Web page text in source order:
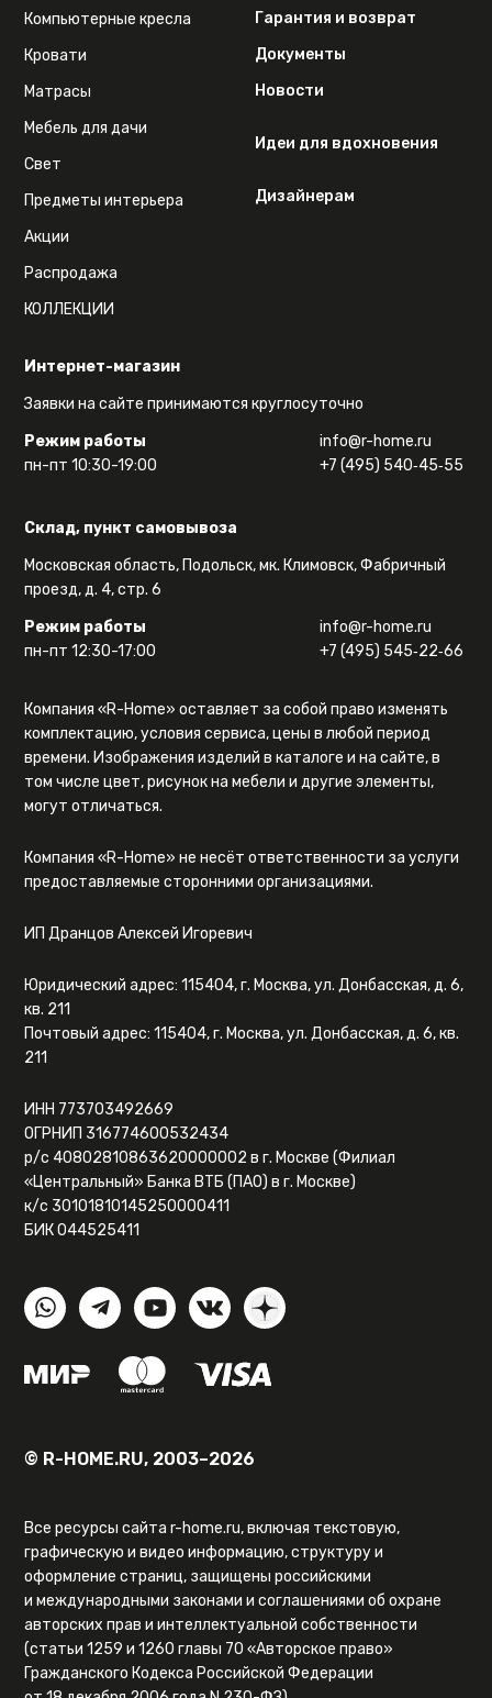
Интернет-магазин
Заявки на сайте принимаются круглосуточно
Режим работы
пн-пт 10:30-19:00
info@r-home.ru
+7 (495) 540‑45‑55
Склад, пункт самовывоза
Московская область, Подольск, мк. Климовск, Фабричный
проезд, д. 4, стр. 6
Режим работы
пн-пт 12:30-17:00
info@r-home.ru
+7 (495) 545‑22‑66
Компьютерные кресла
Кровати
Матрасы
Мебель для дачи
Свет
Предметы интерьера
Акции
Распродажа
КОЛЛЕКЦИИ
Гарантия и возврат
Документы
Новости
Идеи для вдохновения
Дизайнерам
Компания «R-Home» оставляет за собой право изменять
комплектацию, условия сервиса, цены в любой период
времени. Изображения изделий в каталоге и на сайте, в
том числе цвет, рисунок на мебели и другие элементы,
могут отличаться.
Компания «R-Home» не несёт ответственности за услуги
предоставляемые сторонними организациями.
ИП Дранцов Алексей Игоревич
Юридический адрес: 115404, г. Москва, ул. Донбасская, д. 6,
кв. 211
Почтовый адрес: 115404, г. Москва, ул. Донбасская, д. 6, кв.
211
ИНН 773703492669
ОГРНИП 316774600532434
р/с 40802810863620000002 в г. Москве (Филиал
«Центральный» Банка ВТБ (ПАО) в г. Москве)
к/с 30101810145250000411
БИК 044525411
© R-HOME.RU, 2003–2026
Все ресурсы сайта r-home.ru, включая текстовую,
графическую и видео информацию, структуру и
оформление страниц, защищены российскими
и международными законами и соглашениями об охране
авторских прав и интеллектуальной собственности
(статьи 1259 и 1260 главы 70 «Авторское право»
Гражданского Кодекса Российской Федерации